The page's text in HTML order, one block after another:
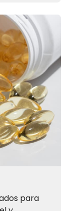
para